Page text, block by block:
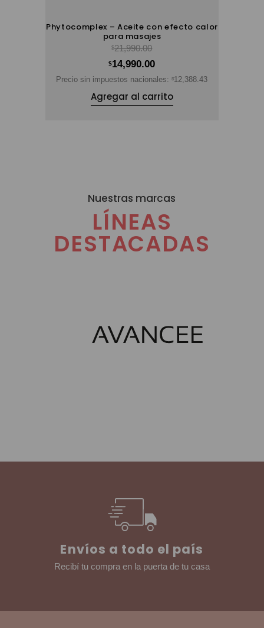
Phytocomplex – Aceite con efecto calor
para masajes
$21,990.00
$14,990.00
Precio sin impuestos nacionales:$12,388.43
Agregar al carrito
Nuestras marcas
LÍNEAS
DESTACADAS
Envíos a todo el país
Recibí tu compra en la puerta de tu casa